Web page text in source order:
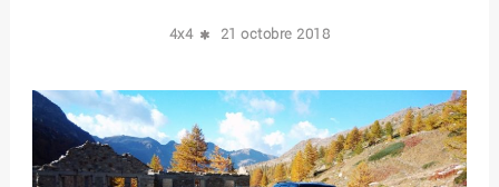
4x4 21 octobre 2018